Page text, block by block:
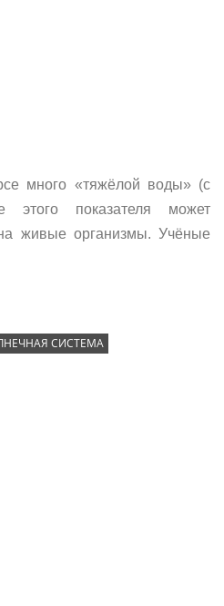
много «тяжёлой воды» (с
этого показателя может
живые организмы. Учёные
СИСТЕМА